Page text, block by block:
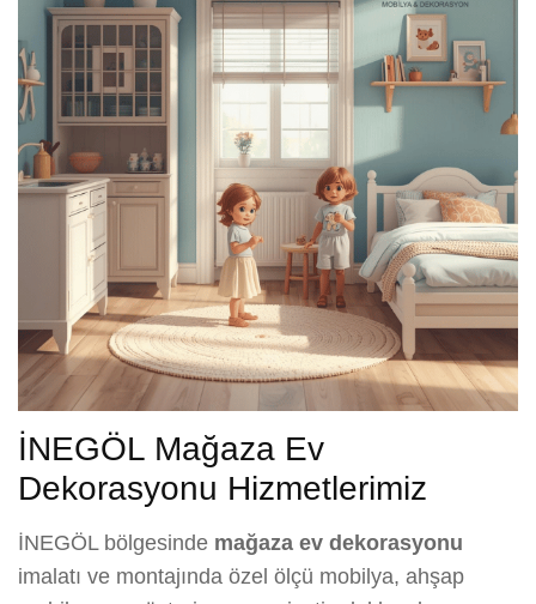
İNEGÖL Mağaza Ev
Dekorasyonu Hizmetlerimiz
İNEGÖL bölgesinde mağaza ev dekorasyonu
imalatı ve montajında özel ölçü mobilya, ahşap